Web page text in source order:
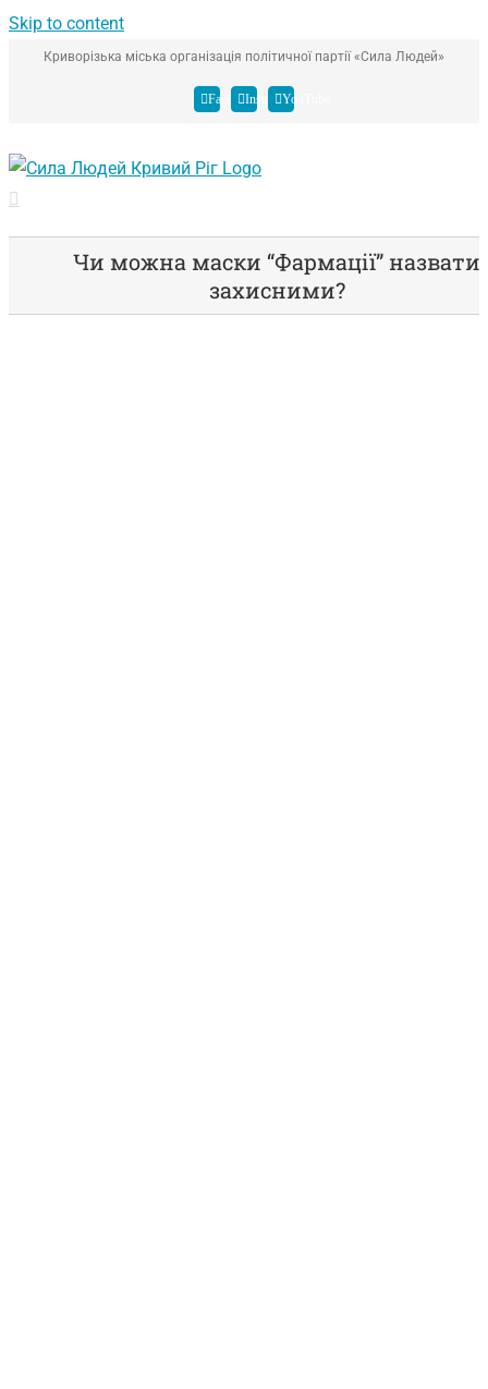
Skip to content
Криворізька міська організація політичної партії «Сила Людей»
FacebookInstagramYouTube
Чи можна маски “Фармації” назвати
захисними?